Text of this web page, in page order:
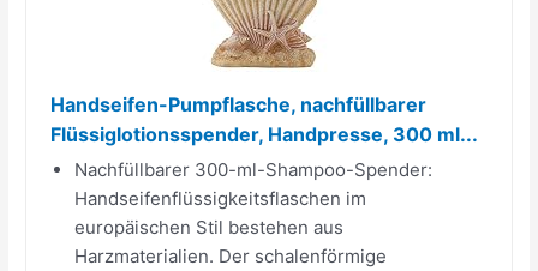
Handseifen-Pumpflasche, nachfüllbarer
Flüssiglotionsspender, Handpresse, 300 ml...
Nachfüllbarer 300-ml-Shampoo-Spender:
Handseifenflüssigkeitsflaschen im
europäischen Stil bestehen aus
Harzmaterialien. Der schalenförmige